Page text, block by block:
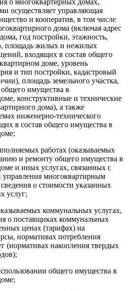
осуществляет управляющая
и кооператив, в том числе
дома (включая адрес
год постройки, этажность,
площадь жилых и нежилых
входящих в состав общего
доме, уровень
и тип постройки, кадастровый
площадь земельного участка,
общего имущества в
конструктивные и технические
дома), а также
инженерно-технического
в состав общего имущества в
работах (оказываемых
и ремонту общего имущества в
и иных услугах, связанных с
управления многоквартирным
о стоимости указанных
услуг;
коммунальных услугах,
о поставщиках коммунальных
ценах (тарифах) на
нормативах потребления
(нормативах накопления твердых
общего имущества в